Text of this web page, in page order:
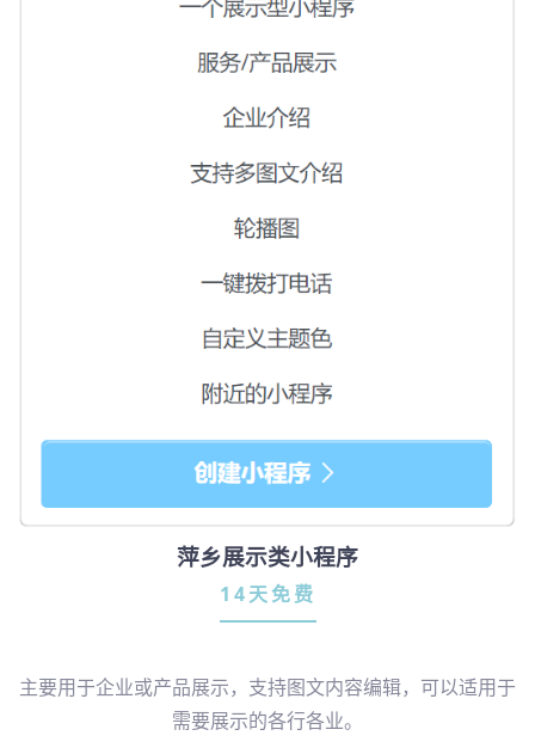
萍乡展示类小程序
14天免费
主要用于企业或产品展示，支持图文内容编辑，可以适用于
需要展示的各行各业。